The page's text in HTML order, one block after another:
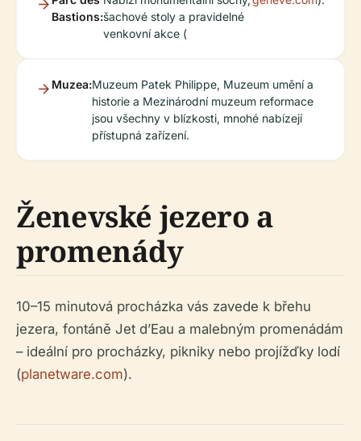
Bastions:šachové stoly a pravidelné
venkovní akce (
Muzea:Muzeum Patek Philippe, Muzeum umění a
historie a Mezinárodní muzeum reformace
jsou všechny v blízkosti, mnohé nabízejí
přístupná zařízení.
Ženevské jezero a
promenády
10–15 minutová procházka vás zavede k břehu
jezera, fontáně Jet d’Eau a malebným promenádám
– ideální pro procházky, pikniky nebo projížďky lodí
(planetware.com).